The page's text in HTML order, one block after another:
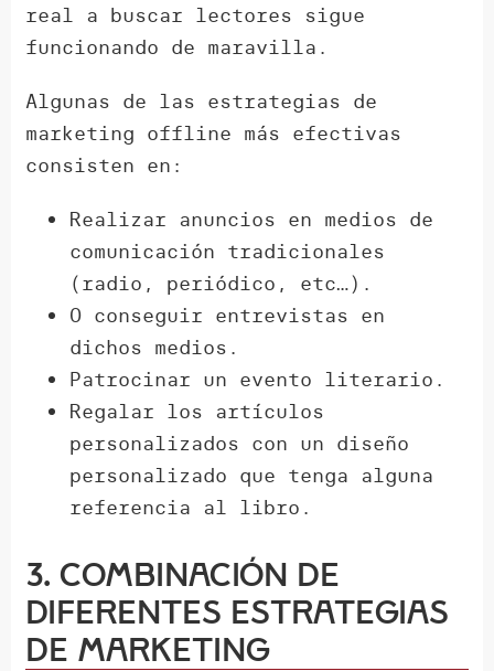
real a buscar lectores sigue
funcionando de maravilla.
Algunas de las estrategias de
marketing offline más efectivas
consisten en:
Realizar anuncios en medios de
comunicación tradicionales
(radio, periódico, etc…).
O conseguir entrevistas en
dichos medios.
Patrocinar un evento literario.
Regalar los artículos
personalizados con un diseño
personalizado que tenga alguna
referencia al libro.
3. Combinación de
diferentes estrategias
de marketing